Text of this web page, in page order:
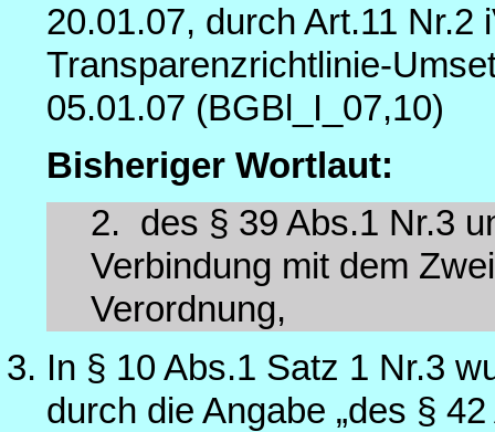
20.01.07, durch Art.11 Nr.2
Transparenzrichtlinie-
05.01.07 (BGBl_I_07,10)
Bisheriger Wortlaut:
2. des § 39 Abs.1 Nr.3
Verbindung mit dem
Verordnung,
In § 10 Abs.1 Satz 1 Nr.3
durch die Angabe „des §